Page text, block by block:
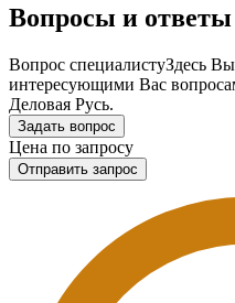
Вопросы и ответы
Вопрос специалистуЗдесь
интересующими Вас
Деловая Русь.
Задать вопрос
Цена по запросу
Отправить запрос